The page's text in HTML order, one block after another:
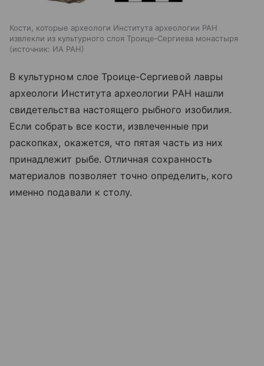
Кости, которые археологи Института археологии РАН
извлекли из культурного слоя Троице‑Сергиева монастыря
источник: ИА РАН
В культурном слое Троице-Сергиевой лавры
археологи Института археологии РАН нашли
свидетельства настоящего рыбного изобилия.
Если собрать все кости, извлеченные при
раскопках, окажется, что пятая часть из них
принадлежит рыбе. Отличная сохранность
материалов позволяет точно определить, кого
именно подавали к столу.